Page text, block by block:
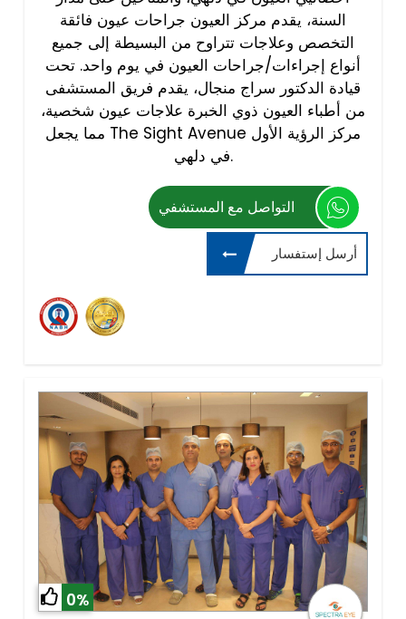
السنة، يقدم مركز العيون جراحات عيون فائقة
التخصص وعلاجات تتراوح من البسيطة إلى جميع
أنواع إجراءات/جراحات العيون في يوم واحد. تحت
قيادة الدكتور سراج منجال، يقدم فريق المستشفى
من أطباء العيون ذوي الخبرة علاجات عيون شخصية،
مما يجعل The Sight Avenue مركز الرؤية الأول
في دلهي.
التواصل مع المستشفي
أرسل إستفسار
0%